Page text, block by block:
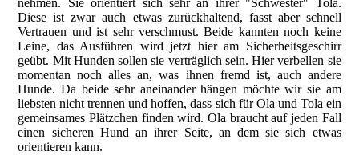
nehmen. Sie orientiert sich sehr an ihrer "Schwester" Tola.
Diese ist zwar auch etwas zurückhaltend, fasst aber schnell
Vertrauen und ist sehr verschmust. Beide kannten noch keine
Leine, das Ausführen wird jetzt hier am Sicherheitsgeschirr
geübt. Mit Hunden sollen sie verträglich sein. Hier verbellen sie
momentan noch alles an, was ihnen fremd ist, auch andere
Hunde. Da beide sehr aneinander hängen möchte wir sie am
liebsten nicht trennen und hoffen, dass sich für Ola und Tola ein
gemeinsames Plätzchen finden wird. Ola braucht auf jeden Fall
einen sicheren Hund an ihrer Seite, an dem sie sich etwas
orientieren kann.